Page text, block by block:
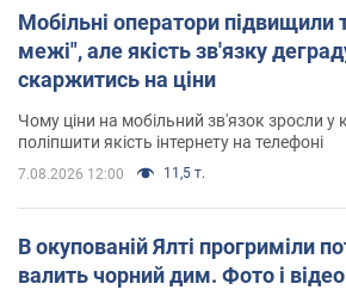
Мобільні оператори підвищили
межі", але якість зв'язку
скаржитись на ціни
Чому ціни на мобільний зв'язок зросли у
поліпшити якість інтернету на телефоні
7.08.2026 12:00 11,5 т.
В окупованій Ялті прогриміли
валить чорний дим. Фото і відео